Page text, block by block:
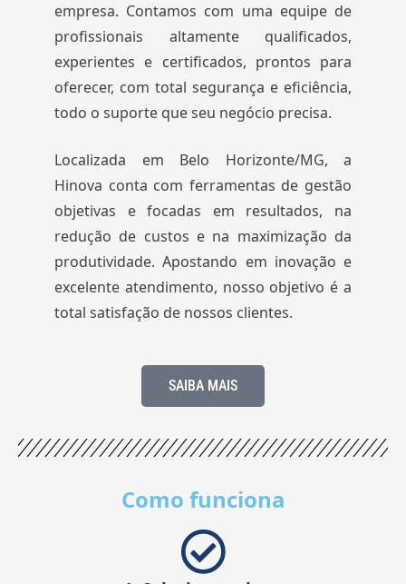
empresa. Contamos com uma equipe de
profissionais altamente qualificados,
experientes e certificados, prontos para
oferecer, com total segurança e eficiência,
todo o suporte que seu negócio precisa.
Localizada em Belo Horizonte/MG, a
Hinova conta com ferramentas de gestão
objetivas e focadas em resultados, na
redução de custos e na maximização da
produtividade. Apostando em inovação e
excelente atendimento, nosso objetivo é a
total satisfação de nossos clientes.
SAIBA MAIS
Como funciona